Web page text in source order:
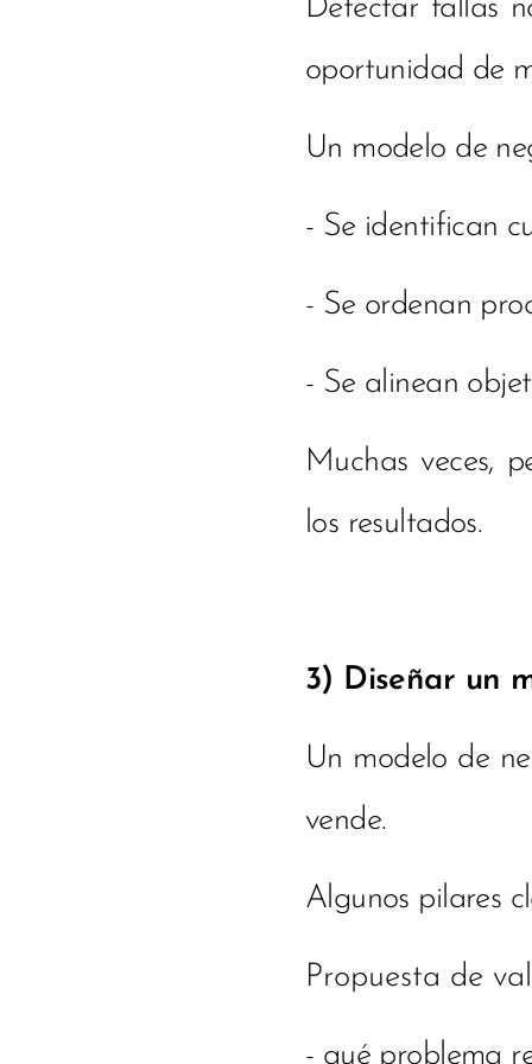
Detectar fallas
oportunidad de
Un modelo de
- Se identifican
- Se ordenan
- Se alinean
Muchas veces,
los resultados.
3) Diseñar un
Un modelo de
vende.
Algunos pilares
Propuesta de
- qué problema